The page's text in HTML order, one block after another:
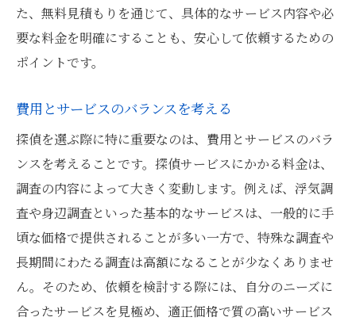
た、無料見積もりを通じて、具体的なサービス内容や必
要な料金を明確にすることも、安心して依頼するための
ポイントです。
費用とサービスのバランスを考える
探偵を選ぶ際に特に重要なのは、費用とサービスのバラ
ンスを考えることです。探偵サービスにかかる料金は、
調査の内容によって大きく変動します。例えば、浮気調
査や身辺調査といった基本的なサービスは、一般的に手
頃な価格で提供されることが多い一方で、特殊な調査や
長期間にわたる調査は高額になることが少なくありませ
ん。そのため、依頼を検討する際には、自分のニーズに
合ったサービスを見極め、適正価格で質の高いサービス